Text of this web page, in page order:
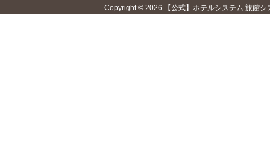
Copyright © 2026 【公式】ホテルシステム 旅館